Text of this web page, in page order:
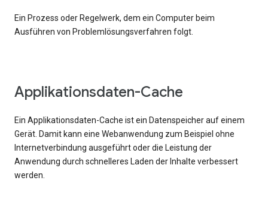
Ein Prozess oder Regelwerk, dem ein Computer beim
Ausführen von Problemlösungsverfahren folgt.
Applikationsdaten-Cache
Ein Applikationsdaten-Cache ist ein Datenspeicher auf einem
Gerät. Damit kann eine Webanwendung zum Beispiel ohne
Internetverbindung ausgeführt oder die Leistung der
Anwendung durch schnelleres Laden der Inhalte verbessert
werden.